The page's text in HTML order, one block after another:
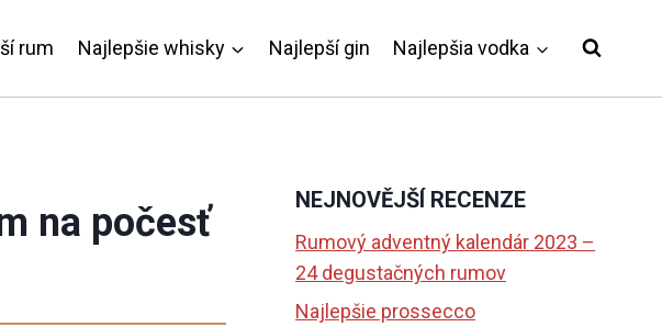
rum Najlepšie whisky Najlepší gin Najlepšia vodka
na počesť
NEJNOVĚJŠÍ RECENZE
Rumový adventný kalendár 2023 –
24 degustačných rumov
Najlepšie prossecco